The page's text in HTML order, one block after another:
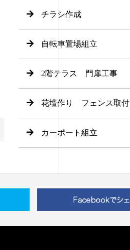
チラシ作成
自転車置場組立
2階テラス 門扉工事
花壇作り フェンス取付
カーポート組立